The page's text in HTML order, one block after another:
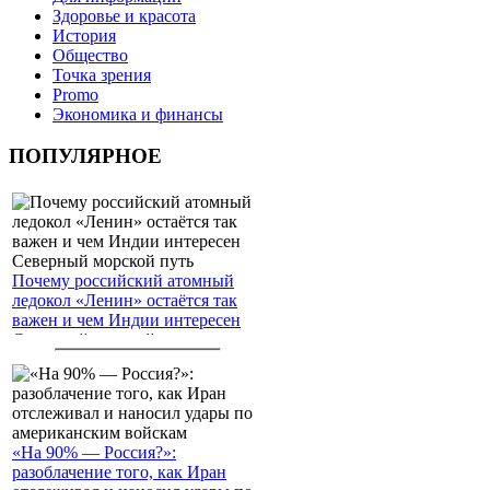
Здоровье и красота
История
Общество
Точка зрения
Promo
Экономика и финансы
ПОПУЛЯРНОЕ
Почему российский атомный
ледокол «Ленин» остаётся так
важен и чем Индии интересен
Северный морской путь
«На 90% — Россия?»:
разоблачение того, как Иран